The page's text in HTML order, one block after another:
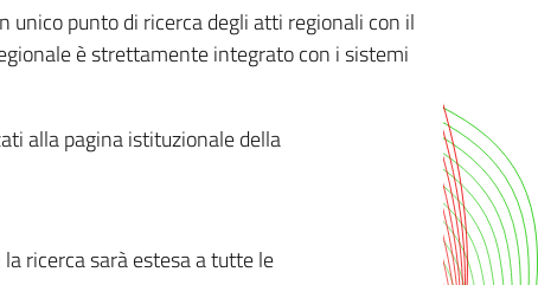
unico punto di ricerca degli atti regionali con il
è strettamente integrato con i sistemi
alla pagina istituzionale della
ricerca sarà estesa a tutte le